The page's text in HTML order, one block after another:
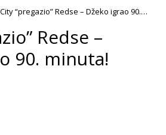
City “pregazio” Redse – Džeko igrao 90.
Redse –
90. minuta!